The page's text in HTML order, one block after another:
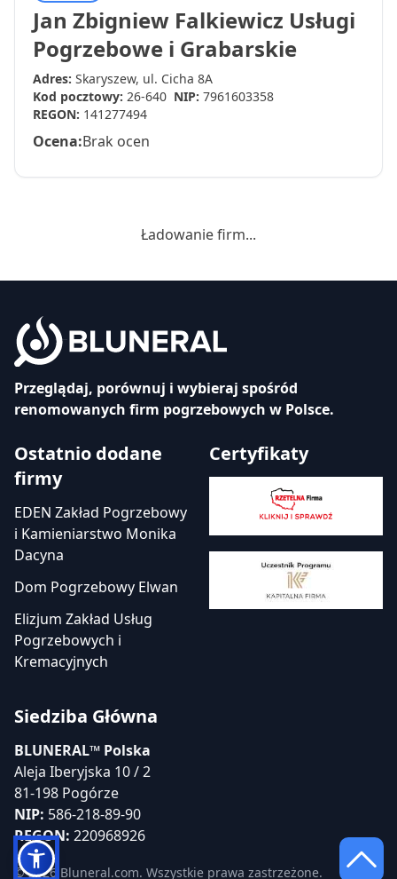
Jan Zbigniew Falkiewicz Usługi
Pogrzebowe i Grabarskie
Adres: Skaryszew, ul. Cicha 8A
Kod pocztowy: 26-640 NIP: 7961603358
REGON: 141277494
Ocena:Brak ocen
Ładowanie firm...
Przeglądaj, porównuj i wybieraj spośród
renomowanych firm pogrzebowych w Polsce.
Ostatnio dodane
firmy
EDEN Zakład Pogrzebowy
i Kamieniarstwo Monika
Dacyna
Dom Pogrzebowy Elwan
Elizjum Zakład Usług
Pogrzebowych i
Kremacyjnych
Certyfikaty
Siedziba Główna
BLUNERAL™ Polska
Aleja Iberyjska 10 / 2
81-198 Pogórze
NIP: 586-218-89-90
REGON: 220968926
© 2026 Bluneral.com. Wszystkie prawa zastrzeżone.